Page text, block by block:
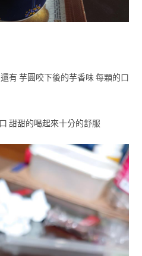
有 芋圓咬下後的芋香味 每顆的口
甜甜的喝起來十分的舒服